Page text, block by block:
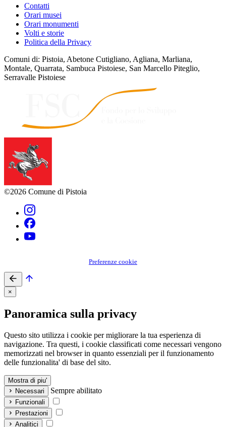
Contatti
Orari musei
Orari monumenti
Volti e storie
Politica della Privacy
Comuni di: Pistoia, Abetone Cutigliano, Agliana, Marliana,
Montale, Quarrata, Sambuca Pistoiese, San Marcello Piteglio,
Serravalle Pistoiese
©2026 Comune di Pistoia
Preferenze cookie
×
Panoramica sulla privacy
Questo sito utilizza i cookie per migliorare la tua esperienza di
navigazione. Tra questi, i cookie classificati come necessari vengono
memorizzati nel browser in quanto essenziali per il funzionamento
delle funzionalita' di base del sito.
Mostra di piu'
Necessari
Sempre abilitato
Funzionali
Prestazioni
Analitici